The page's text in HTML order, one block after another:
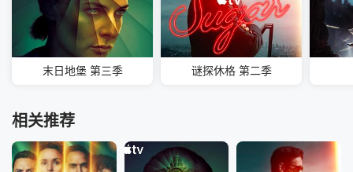
末日地堡 第三季 谜探休格 第二季
相关推荐